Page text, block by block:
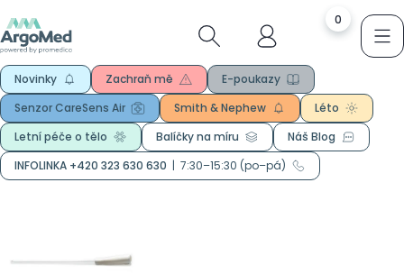
0
Novinky Zachraň mě
E-poukazy
Senzor CareSens Air
Smith & Nephew
Léto
Letní péče o tělo
Balíčky na míru
Náš Blog
INFOLINKA +420 323 630 630 | 7:30–15:30 (po–pá)